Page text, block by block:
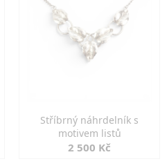
Stříbrný náhrdelník s
motivem listů
2 500 Kč